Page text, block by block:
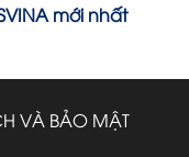
mới nhất
VÀ BẢO MẬT